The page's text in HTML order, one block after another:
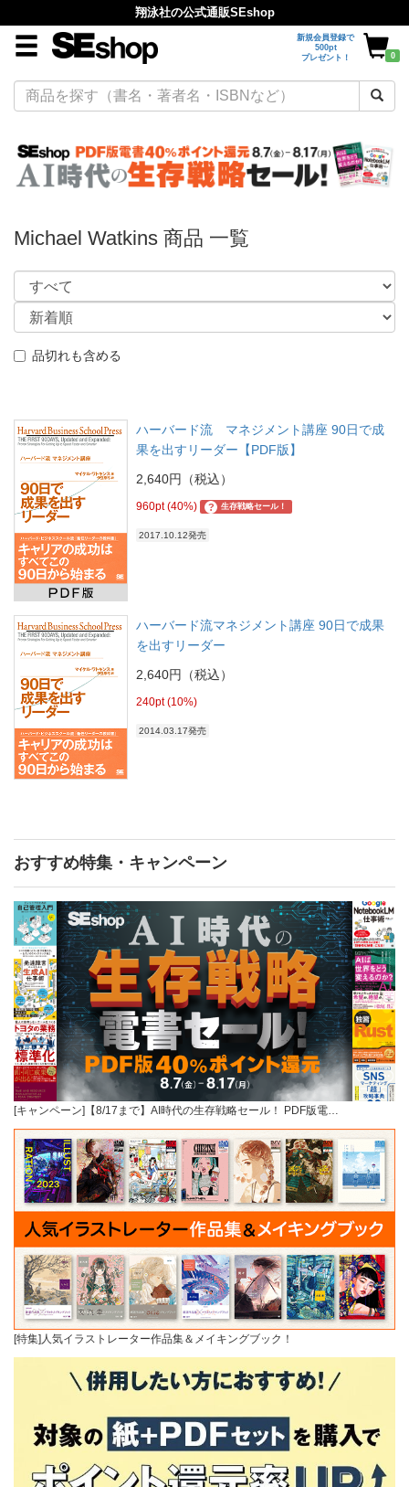
翔泳社の公式通販SEshop
新規会員登録で
500pt
プレゼント！
0
Michael Watkins 商品 一覧
品切れも含める
ハーバード流 マネジメント講座 90日で成
果を出すリーダー【PDF版】
2,640円（税込）
960pt (40%) ? 生存戦略セール！
2017.10.12発売
ハーバード流マネジメント講座 90日で成果
を出すリーダー
2,640円（税込）
240pt (10%)
2014.03.17発売
おすすめ特集・キャンペーン
[キャンペーン]【8/17まで】AI時代の生存戦略セール！ PDF版電…
[特集]人気イラストレーター作品集＆メイキングブック！